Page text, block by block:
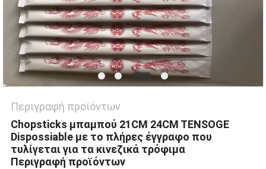
Περιγραφή προϊόντων
Chopsticks μπαμπού 21CM 24CM TENSOGE
Dispossiable με το πλήρες έγγραφο που
τυλίγεται για τα κινεζικά τρόφιμα
Περιγραφή προϊόντων